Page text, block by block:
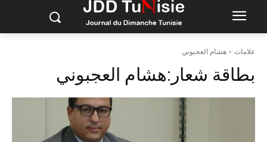
علامات هشام العجبوني
بطاقة شعار:هشام العجبوني